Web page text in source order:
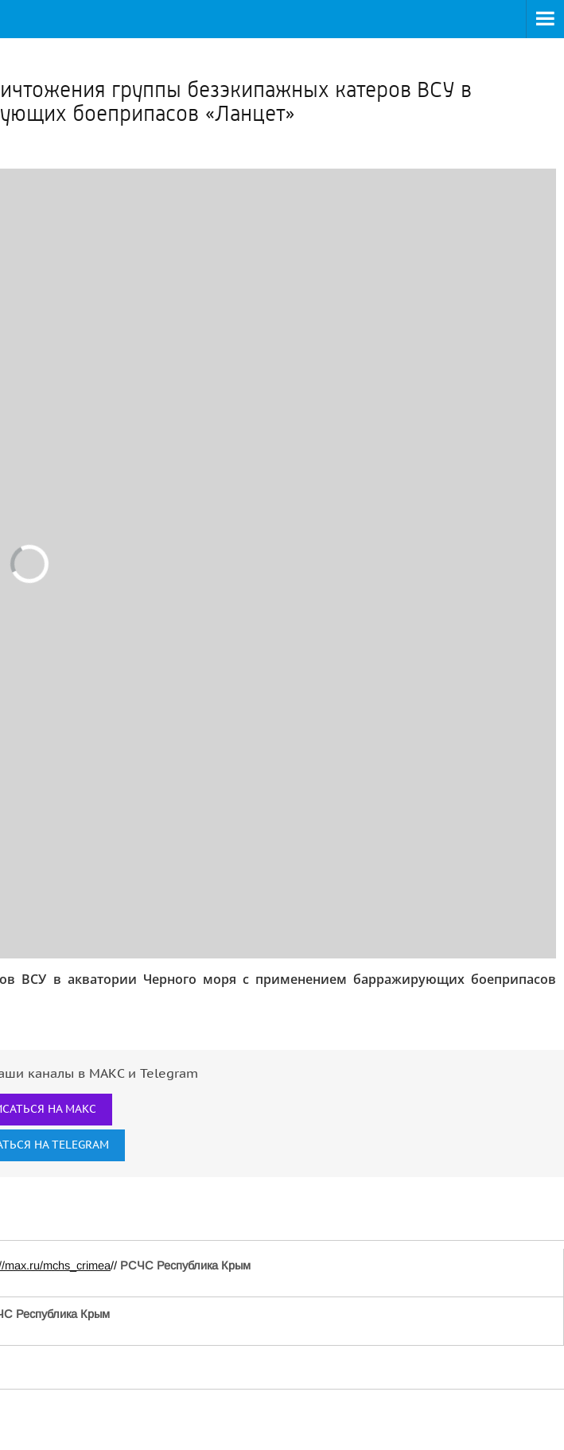
группы безэкипажных катеров ВСУ в
боеприпасов «Ланцет»
ВСУ в акватории Черного моря с применением барражирующих боеприпасов
каналы в МАКС и Telegram
НА МАКС
НА TELEGRAM
max.ru/mchs_crimea// РСЧС Республика Крым
Республика Крым